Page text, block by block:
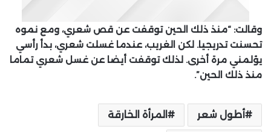
وقالت: “منذ ذلك الحين توقفت عن قص شعري، ومع نموه
تحسنت تدريجيا. لكن الغريب، عندما غسلت شعري، بدأ رأسي
يؤلمني مرة أخرى. لذلك توقفت أيضا عن غسل شعري تماما
منذ ذلك الحين”.
أطول شعر المرأة الخارقة